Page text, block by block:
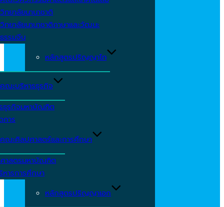
วิทยาลัยนานาชาติ
วิทยาลัยนานาชาติภาษาและวัฒนะ
ธรรมจีน
หลักสูตรปริญญาโท
คณะบริหารธุรกิจ
ธุรกิจมหาบัณฑิต
การ
คณะศิลปศาสตร์และการศึกษา
าสตรมหาบัณฑิต
หารการศึกษา
หลักสูตรปริญญาเอก